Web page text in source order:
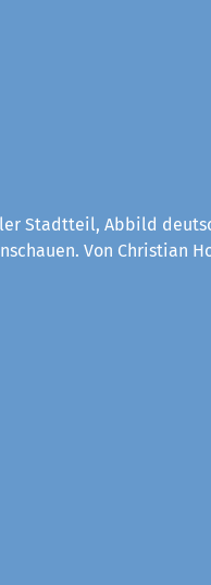
Stadtteil, Abbild
Von Christian